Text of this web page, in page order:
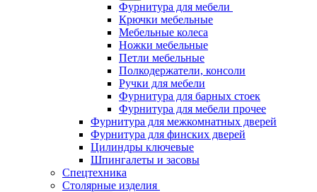
Фурнитура для мебели
Крючки мебельные
Мебельные колеса
Ножки мебельные
Петли мебельные
Полкодержатели, консоли
Ручки для мебели
Фурнитура для барных стоек
Фурнитура для мебели прочее
Фурнитура для межкомнатных дверей
Фурнитура для финских дверей
Цилиндры ключевые
Шпингалеты и засовы
Спецтехника
Столярные изделия